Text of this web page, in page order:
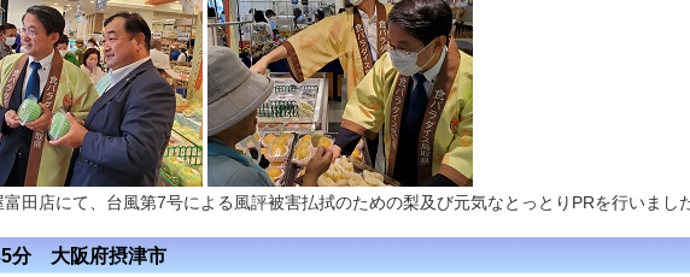
富田店にて、台風第7号による風評被害払拭のための梨及び元気なとっとりPRを行いまし
分 大阪府摂津市